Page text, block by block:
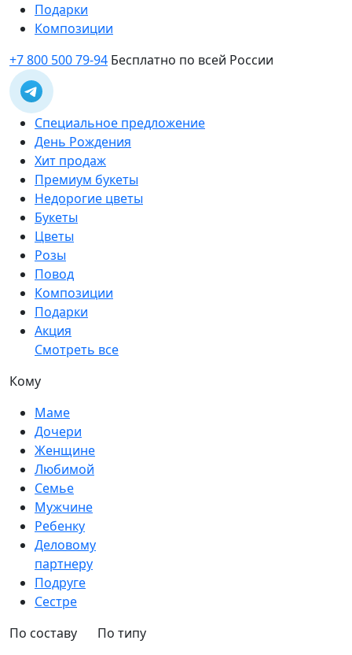
Подарки
Композиции
+7 800 500 79-94 Бесплатно по всей России
Специальное предложение
День Рождения
Хит продаж
Премиум букеты
Недорогие цветы
Букеты
Цветы
Розы
Повод
Композиции
Подарки
Акция
Смотреть все
Кому
Маме
Дочери
Женщине
Любимой
Семье
Мужчине
Ребенку
Деловому
партнеру
Подруге
Сестре
По составу
По типу